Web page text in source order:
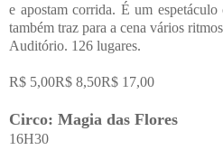
e apostam corrida. É um
também traz para a cena vários
Auditório. 126 lugares.
R$ 5,00R$ 8,50R$ 17,00
Circo: Magia das Flores
16H30